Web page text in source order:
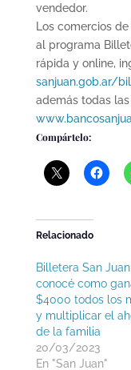
vendedor.
Los comercios
al programa
rápida y online,
sanjuan.gob.ar/
además todas
Compártelo:
Relacionado
Billetera San Juan:
conocé como
$4000 todos los
y multiplicar el
de la familia
20/03/2023
En "San Juan"